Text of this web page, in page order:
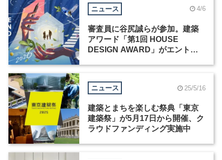
ニュース 4/6
審査員に谷尻誠らが参加。建築
アワード「第1回 HOUSE
DESIGN AWARD」がエントリ
ニュース 25/5/16
建築とまちを楽しむ祭典「東京
建築祭」が5月17日から開催、ク
ラウドファンディング実施中